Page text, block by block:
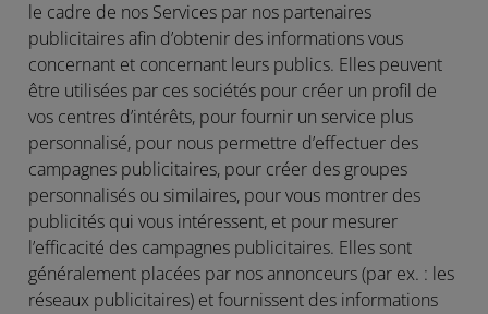
le cadre de nos Services par nos partenaires
publicitaires afin d’obtenir des informations vous
concernant et concernant leurs publics. Elles peuvent
être utilisées par ces sociétés pour créer un profil de
vos centres d’intérêts, pour fournir un service plus
personnalisé, pour nous permettre d’effectuer des
campagnes publicitaires, pour créer des groupes
personnalisés ou similaires, pour vous montrer des
publicités qui vous intéressent, et pour mesurer
l’efficacité des campagnes publicitaires. Elles sont
généralement placées par nos annonceurs (par ex. : les
réseaux publicitaires) et fournissent des informations